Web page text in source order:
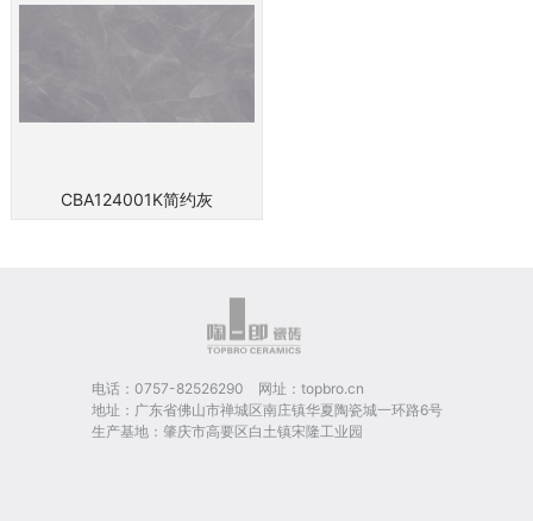
CBA124001K简约灰
电话：0757-82526290 网址：topbro.cn
地址：广东省佛山市禅城区南庄镇华夏陶瓷城一环路6号
生产基地：肇庆市高要区白土镇宋隆工业园